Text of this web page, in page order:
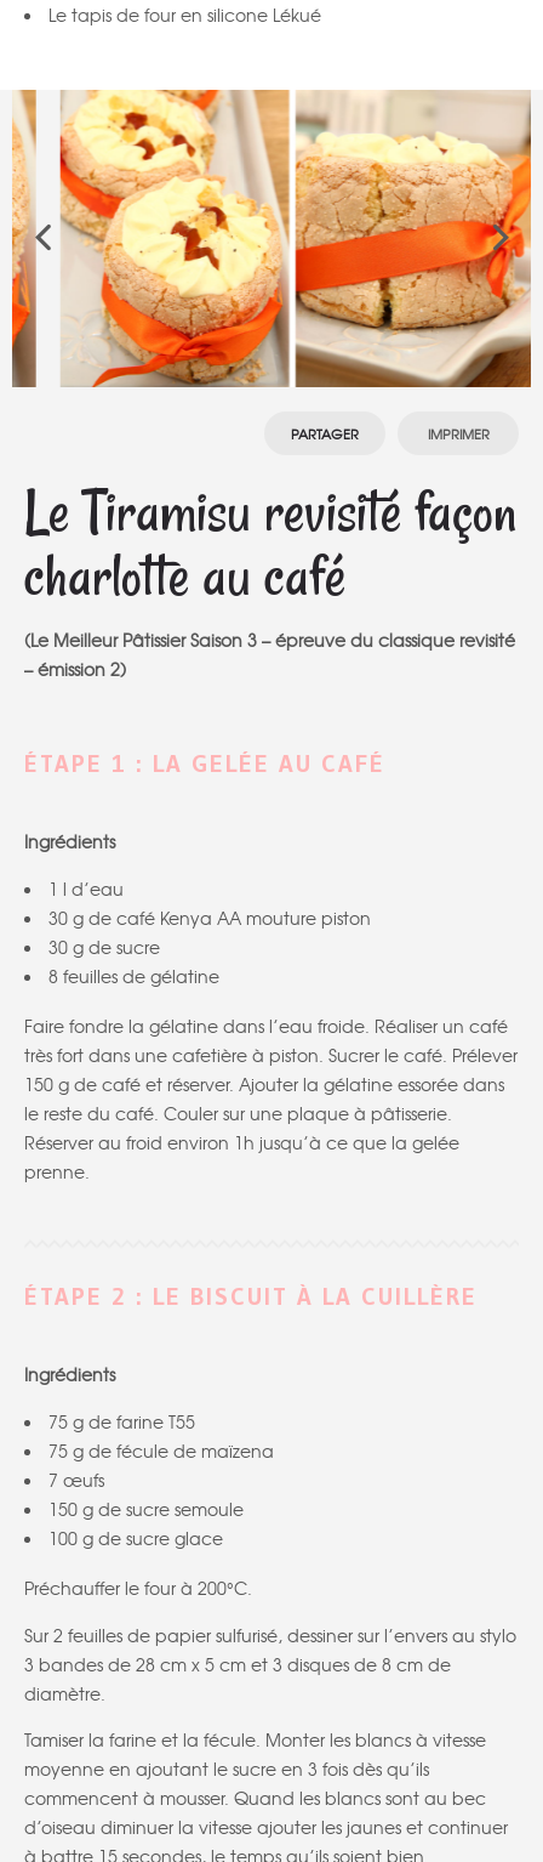
Le tapis de four en silicone Lékué
IMPRIMER
PARTAGER
Le Tiramisu revisité façon
charlotte au café
(Le Meilleur Pâtissier Saison 3 – épreuve du classique revisité
– émission 2)
ÉTAPE 1 : LA GELÉE AU CAFÉ
Ingrédients
1 l d’eau
30 g de café Kenya AA mouture piston
30 g de sucre
8 feuilles de gélatine
Faire fondre la gélatine dans l’eau froide. Réaliser un café
très fort dans une cafetière à piston. Sucrer le café. Prélever
150 g de café et réserver. Ajouter la gélatine essorée dans
le reste du café. Couler sur une plaque à pâtisserie.
Réserver au froid environ 1h jusqu’à ce que la gelée
prenne.
ÉTAPE 2 : LE BISCUIT À LA CUILLÈRE
Ingrédients
75 g de farine T55
75 g de fécule de maïzena
7 œufs
150 g de sucre semoule
100 g de sucre glace
Préchauffer le four à 200°C.
Sur 2 feuilles de papier sulfurisé, dessiner sur l’envers au stylo
3 bandes de 28 cm x 5 cm et 3 disques de 8 cm de
diamètre.
Tamiser la farine et la fécule. Monter les blancs à vitesse
moyenne en ajoutant le sucre en 3 fois dès qu’ils
commencent à mousser. Quand les blancs sont au bec
d’oiseau diminuer la vitesse ajouter les jaunes et continuer
à battre 15 secondes, le temps qu’ils soient bien